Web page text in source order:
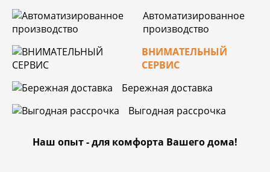
Автоматизированное
производство
ВНИМАТЕЛЬНЫЙ
СЕРВИС
Бережная доставка
Выгодная рассрочка
Наш опыт - для комфорта Вашего дома!